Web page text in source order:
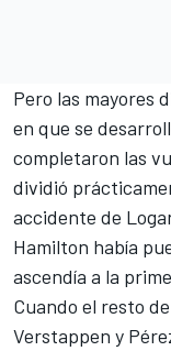
Pero las mayores
en que se
completaron las
dividió
accidente de
Hamilton había
ascendía a la
Cuando el resto
Verstappen y